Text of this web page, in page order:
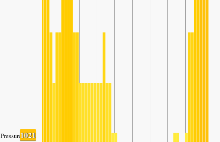
Pressure1021